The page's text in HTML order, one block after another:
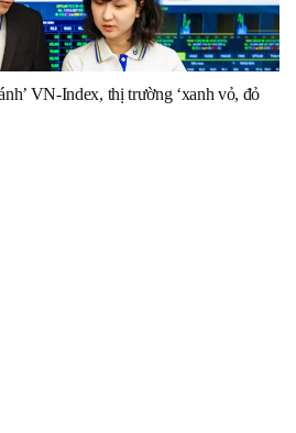
VN-Index, thị trường ‘xanh vỏ, đỏ